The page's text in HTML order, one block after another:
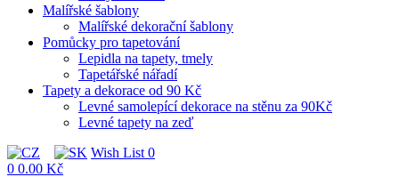
Malířské šablony
Malířské dekorační šablony
Pomůcky pro tapetování
Lepidla na tapety, tmely
Tapetářské nářadí
Tapety a dekorace od 90 Kč
Levné samolepící dekorace na stěnu za 90Kč
Levné tapety na zeď
Wish List 0
0 0.00 Kč